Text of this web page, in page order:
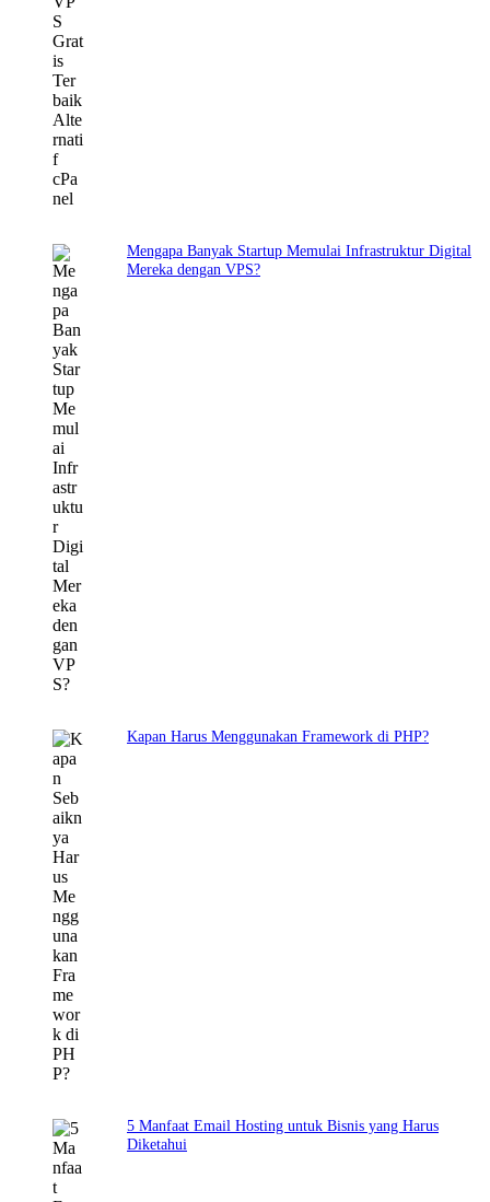
Mengapa Banyak Startup Memulai Infrastruktur Digital
Mereka dengan VPS?
Kapan Harus Menggunakan Framework di PHP?
5 Manfaat Email Hosting untuk Bisnis yang Harus
Diketahui